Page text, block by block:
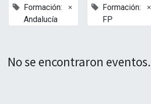
Formación:
Andalucía
×
Formación:
FP
×
No se encontraron eventos.